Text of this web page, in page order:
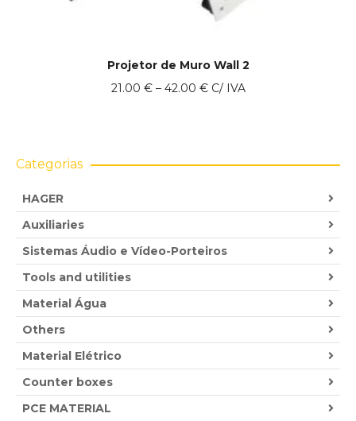
Projetor de Muro Wall 2
21.00 € – 42.00 €Price
C/ IVA
Categorias
HAGER
Auxiliaries
Sistemas Áudio e Vídeo-Porteiros
Tools and utilities
Material Água
Others
Material Elétrico
Counter boxes
PCE MATERIAL